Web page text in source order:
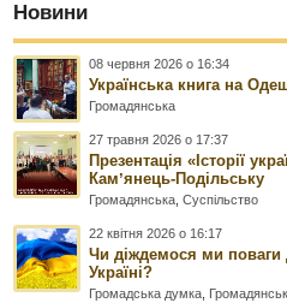
Новини
08 червня 2026 о 16:34
Українська книга на
Громадянська
27 травня 2026 о 17:37
Презентація «Історії
Камʼянець-Подільську
Громадянська ,Суспільство
22 квітня 2026 о 16:17
Чи діждемося ми поваги
Україні?
Громадська думка